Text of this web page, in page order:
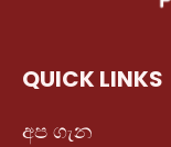
QUICK LINKS
අප ගැන